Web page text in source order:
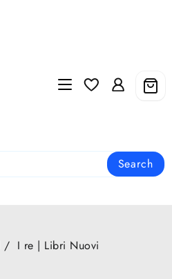
Search
I re | Libri Nuovi